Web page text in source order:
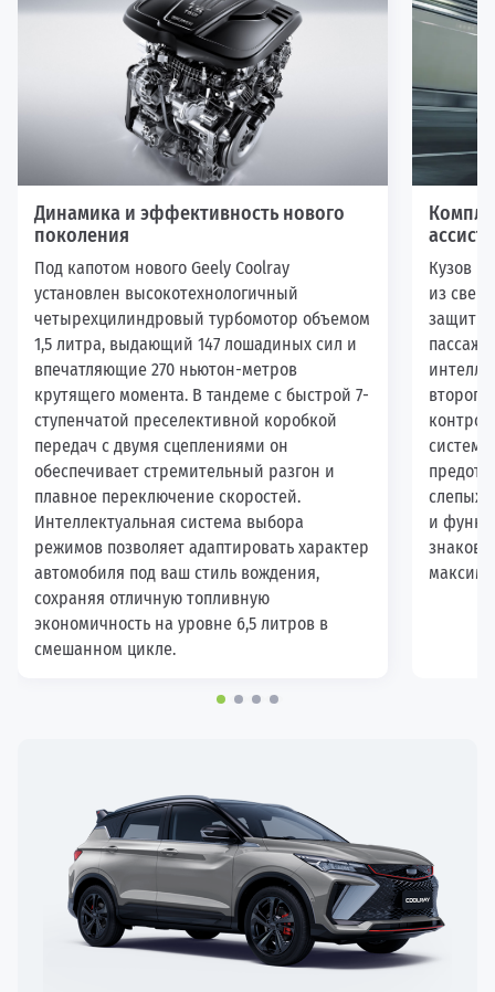
Динамика и эффективность нового
поколения
Под капотом нового Geely Coolray
установлен высокотехнологичный
четырехцилиндровый турбомотор объемом
1,5 литра, выдающий 147 лошадиных сил и
впечатляющие 270 ньютон-метров
крутящего момента. В тандеме с быстрой 7-
ступенчатой преселективной коробкой
передач с двумя сцеплениями он
обеспечивает стремительный разгон и
плавное переключение скоростей.
Интеллектуальная система выбора
режимов позволяет адаптировать характер
автомобиля под ваш стиль вождения,
сохраняя отличную топливную
экономичность на уровне 6,5 литров в
смешанном цикле.
Кузов
из
слепых
и
знаков